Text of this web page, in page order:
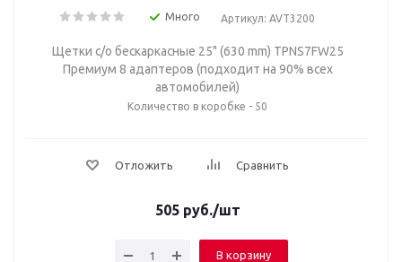
Много Артикул: AVT3200
Щетки с/о бескаркасные 25" (630 mm) TPNS7FW25
Премиум 8 адаптеров (подходит на 90% всех
автомобилей)
Количество в коробке - 50
Отложить Сравнить
505 руб./шт
В корзину